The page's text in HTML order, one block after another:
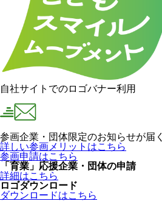
自社サイトでのロゴバナー利用
参画企業・団体限定のお知らせが届く
詳しい参画メリットはこちら
参画申請はこちら
「育業」応援企業・団体の申請
詳細はこちら
ロゴダウンロード
ダウンロードはこちら